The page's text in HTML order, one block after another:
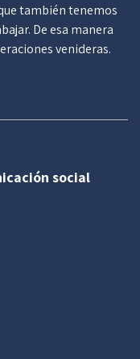
también tenemos
De esa manera
venideras.
social